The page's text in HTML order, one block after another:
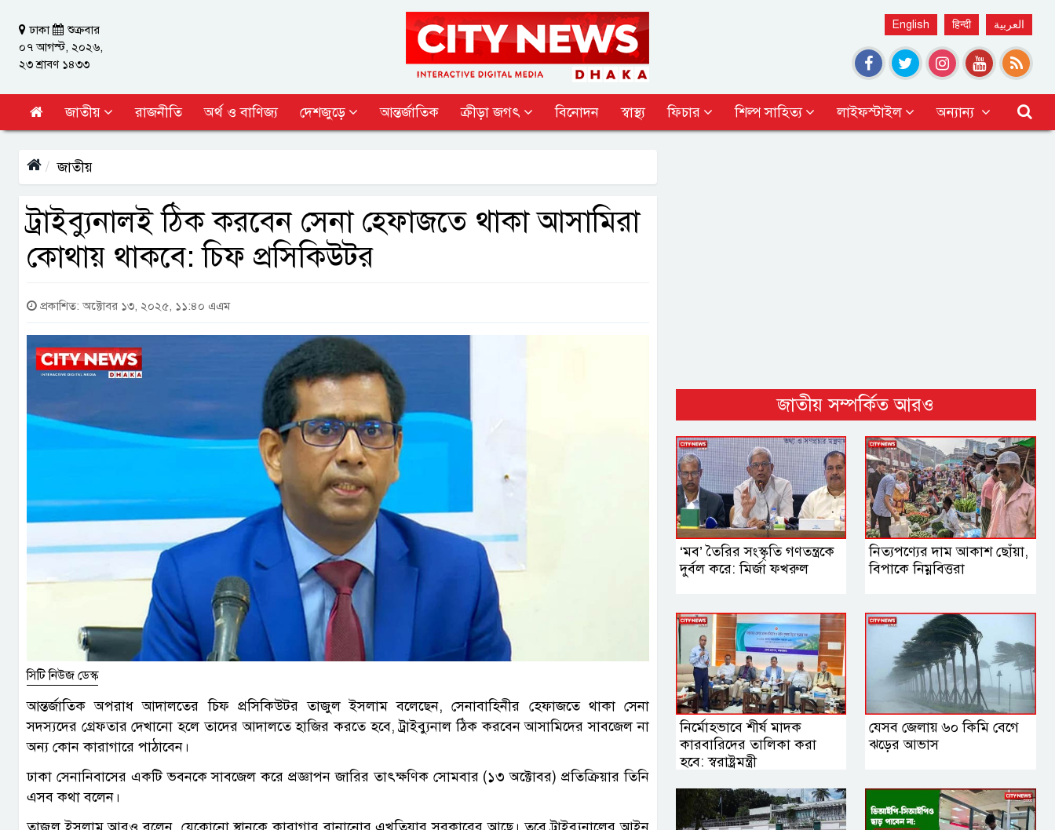
ঢাকা
শুক্রবার
০৭ আগস্ট, ২০২৬,
২৩ শ্রাবণ ১৪৩৩
English हिन्दी العربية
জাতীয় রাজনীতি অর্থ ও বাণিজ্য দেশজুড়ে আন্তর্জাতিক ক্রীড়া জগৎ বিনোদন স্বাস্থ্য ফিচার শিল্প সাহিত্য লাইফস্টাইল অন্যান্য
জাতীয়
ট্রাইব্যুনালই ঠিক করবেন সেনা হেফাজতে থাকা আসামিরা
কোথায় থাকবে: চিফ প্রসিকিউটর
প্রকাশিত: অক্টোবর ১৩, ২০২৫, ১১:৪০ এএম
সিটি নিউজ ডেস্ক
আন্তর্জাতিক অপরাধ আদালতের চিফ প্রসিকিউটর তাজুল ইসলাম বলেছেন, সেনাবাহিনীর হেফাজতে থাকা সেনা
সদস্যদের গ্রেফতার দেখানো হলে তাদের আদালতে হাজির করতে হবে, ট্রাইব্যুনাল ঠিক করবেন আসামিদের সাবজেল না
অন্য কোন কারাগারে পাঠাবেন।
ঢাকা সেনানিবাসের একটি ভবনকে সাবজেল করে প্রজ্ঞাপন জারির তাৎক্ষণিক সোমবার (১৩ অক্টোবর) প্রতিক্রিয়ার তিনি
এসব কথা বলেন।
জাতীয় সম্পর্কিত আরও
‘মব’ তৈরির সংস্কৃতি গণতন্ত্রকে
দুর্বল করে: মির্জা ফখরুল
নিত্যপণ্যের দাম আকাশ ছোঁয়া,
বিপাকে নিম্নবিত্তরা
নির্মোহভাবে শীর্ষ মাদক
কারবারিদের তালিকা করা
হবে: স্বরাষ্ট্রমন্ত্রী
যেসব জেলায় ৬০ কিমি বেগে
ঝড়ের আভাস